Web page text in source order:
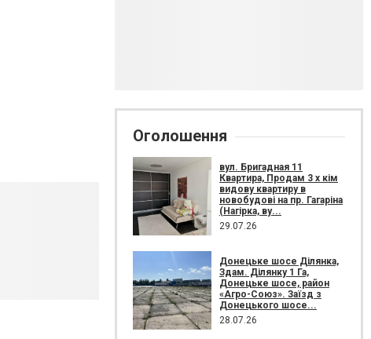
Оголошення
вул. Бригадная 11
Квартира, Продам 3 х кім
видову квартиру в
новобудові на пр. Гагаріна
(Нагірка, ву...
29.07.26
Донецьке шосе Ділянка,
Здам. Ділянку 1 Га,
Донецьке шосе, район
«Агро-Союз». Заїзд з
Донецького шосе...
28.07.26